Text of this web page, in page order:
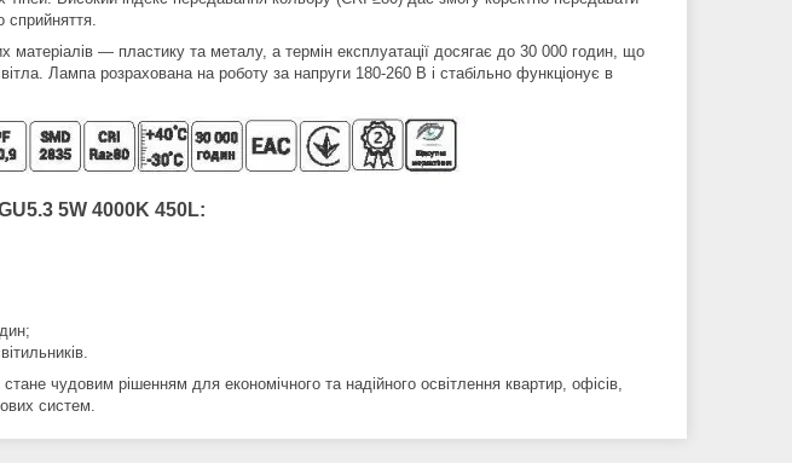
матеріалів — пластику та металу, а термін експлуатації досягає до 30 000 годин, що
Лампа розрахована на роботу за напруги 180-260 В і стабільно функціонує в
5W 4000K 450L:
чудовим рішенням для економічного та надійного освітлення квартир, офісів,
систем.